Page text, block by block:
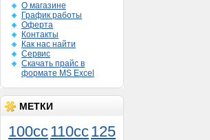
О магазине
График работы
Оферта
Контакты
Как нас найти
Сервис
Скачать прайс в
формате MS Excel
МЕТКИ
100cc110cc125